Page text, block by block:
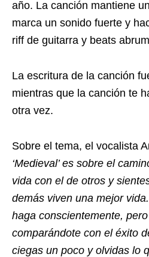
año. La canción mantiene
marca un sonido fuerte y
riff de guitarra y beats
La escritura de la canción
mientras que la canción te
otra vez.
Sobre el tema, el vocalista
‘Medieval’ es sobre el
vida con el de otros y
demás viven una mejor
haga conscientemente,
comparándote con el éxito
ciegas un poco y olvidas lo